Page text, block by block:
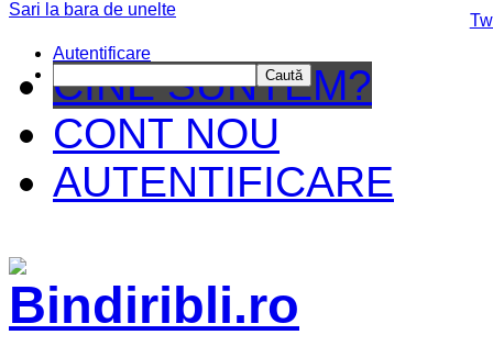
CINE SUNTEM?
CONT NOU
AUTENTIFICARE
Sari la bara de unelte
Autentificare
Caută